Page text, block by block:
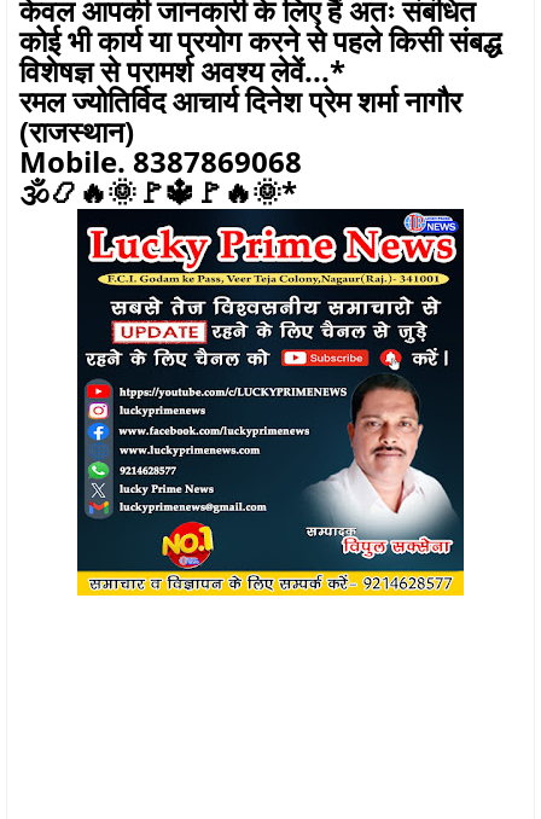
केवल आपकी जानकारी के लिए हैं अतः संबंधित
कोई भी कार्य या प्रयोग करने से पहले किसी संबद्ध
विशेषज्ञ से परामर्श अवश्य लेवें...*
रमल ज्योतिर्विद आचार्य दिनेश प्रेम शर्मा नागौर
(राजस्थान)
Mobile. 8387869068
🕉️📿🔥🌞🚩🔱🚩🔥🌞*